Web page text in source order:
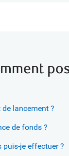
de lancement ?
de fonds ?
puis-je effectuer ?